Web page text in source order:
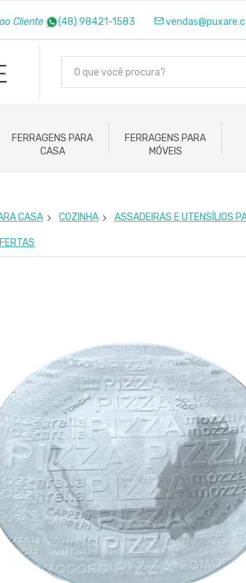
Cliente (48) 98421-1583
FERRAGENS PARA
CASA
FERRAGENS PARA
MÓVEIS
CASA COZINHA ASSADEIRAS E UTENSÍLIOS